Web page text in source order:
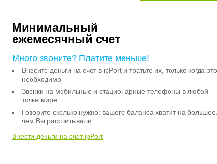
Минимальный
ежемесячный счет
Много звоните? Платите меньше!
Внесите деньги на счет в ipPort и тратьте их, только когда это
необходимо.
Звонки на мобильные и стационарные телефоны в любой
точке мире.
Говорите сколько нужно: вашего баланса хватит на большее,
чем Вы рассчитывали.
Внести деньги на счет ipPort